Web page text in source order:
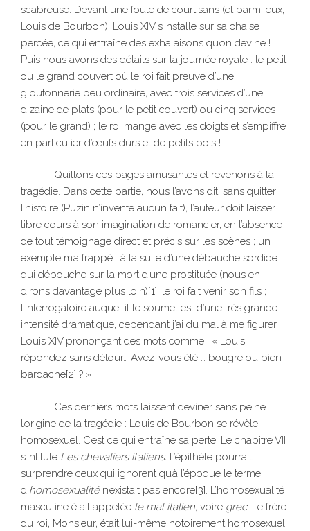
scabreuse. Devant une foule de courtisans (et parmi eux,
Louis de Bourbon), Louis XIV s’installe sur sa chaise
percée, ce qui entraîne des exhalaisons qu’on devine !
Puis nous avons des détails sur la journée royale : le petit
ou le grand couvert où le roi fait preuve d’une
gloutonnerie peu ordinaire, avec trois services d’une
dizaine de plats (pour le petit couvert) ou cinq services
(pour le grand) ; le roi mange avec les doigts et s’empiffre
en particulier d’œufs durs et de petits pois !
Quittons ces pages amusantes et revenons à la
tragédie. Dans cette partie, nous l’avons dit, sans quitter
l’histoire (Puzin n’invente aucun fait), l’auteur doit laisser
libre cours à son imagination de romancier, en l’absence
de tout témoignage direct et précis sur les scènes ; un
exemple m’a frappé : à la suite d’une débauche sordide
qui débouche sur la mort d’une prostituée (nous en
dirons davantage plus loin)[1], le roi fait venir son fils ;
l’interrogatoire auquel il le soumet est d’une très grande
intensité dramatique, cependant j’ai du mal à me figurer
Louis XIV prononçant des mots comme : « Louis,
répondez sans détour… Avez-vous été … bougre ou bien
bardache[2] ? »
Ces derniers mots laissent deviner sans peine
l’origine de la tragédie : Louis de Bourbon se révèle
homosexuel. C’est ce qui entraîne sa perte. Le chapitre VII
s’intitule Les chevaliers italiens. L’épithète pourrait
surprendre ceux qui ignorent qu’à l’époque le terme
d’homosexualité n’existait pas encore[3]. L’homosexualité
masculine était appelée le mal italien, voire grec. Le frère
du roi, Monsieur, était lui-même notoirement homosexuel.